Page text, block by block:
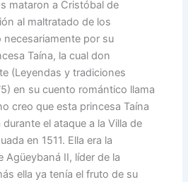
mataron a Cristóbal de
al maltratado de los
por su
Taína, la cual don
(Leyendas y tradiciones
en su cuento romántico llama
creo que esta princesa Taína
el ataque a la Villa de
en 1511. Ella era la
Agüeybaná II, líder de la
ella ya tenía el fruto de su